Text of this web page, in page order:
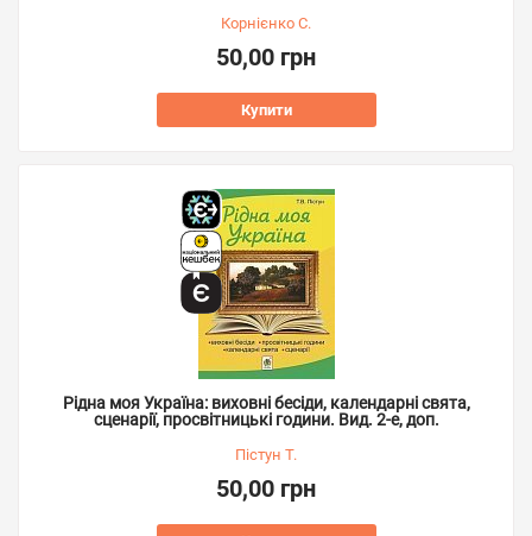
Корнієнко С.
50,00 грн
Купити
Рідна моя Україна: виховні бесіди, календарні свята,
сценарії, просвітницькі години. Вид. 2-е, доп.
Пістун Т.
50,00 грн